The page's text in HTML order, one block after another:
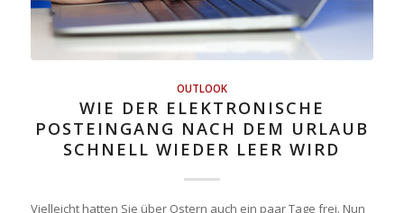
OUTLOOK
WIE DER ELEKTRONISCHE
POSTEINGANG NACH DEM URLAUB
SCHNELL WIEDER LEER WIRD
Vielleicht hatten Sie über Ostern auch ein paar Tage frei. Nun